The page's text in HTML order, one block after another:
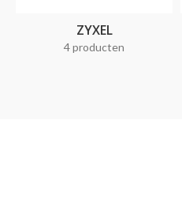
ZYXEL
4 producten